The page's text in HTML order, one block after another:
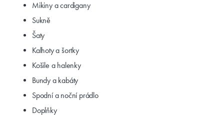
Mikiny a cardigany
Sukně
Šaty
Kalhoty a šortky
Košile a halenky
Bundy a kabáty
Spodní a noční prádlo
Doplňky